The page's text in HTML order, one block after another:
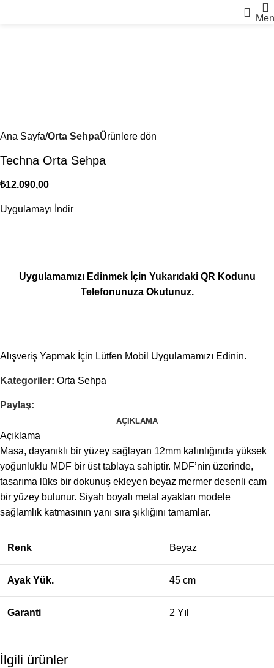
Ana Sayfa Orta SehpaÜrünlere dön
Techna Orta Sehpa
₺12.090,00
Uygulamayı İndir
Uygulamamızı Edinmek İçin Yukarıdaki QR Kodunu
Telefonunuza Okutunuz.
Alışveriş Yapmak İçin Lütfen Mobil Uygulamamızı Edinin.
Kategoriler: Orta Sehpa
Paylaş:
AÇIKLAMA
Açıklama
Masa, dayanıklı bir yüzey sağlayan 12mm kalınlığında yüksek
yoğunluklu MDF bir üst tablaya sahiptir. MDF’nin üzerinde,
tasarıma lüks bir dokunuş ekleyen beyaz mermer desenli cam
bir yüzey bulunur. Siyah boyalı metal ayakları modele
sağlamlık katmasının yanı sıra şıklığını tamamlar.
Renk Beyaz
Ayak Yük. 45 cm
Garanti 2 Yıl
İlgili ürünler